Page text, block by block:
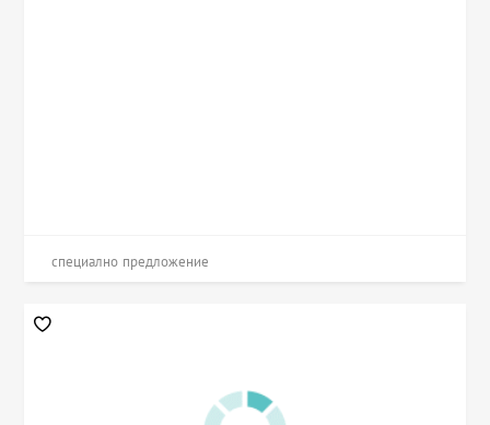
специално предложение